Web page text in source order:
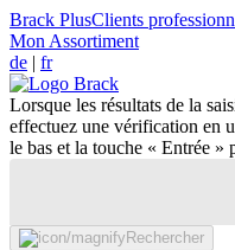
Brack PlusClients
Mon Assortiment
de | fr
Lorsque les résultats de la
effectuez une vérification en
le bas et la touche « Entrée »
Rechercher